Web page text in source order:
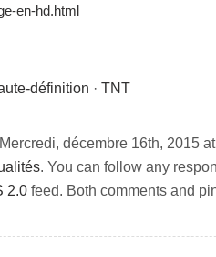
en-hd.html
définition · TNT
décembre 16th, 2015
. You can follow any
2.0 feed. Both comments and